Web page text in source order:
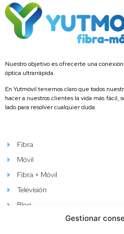
Gestionar
Nuestro objetivo es ofrecerte una
óptica ultrarrápida.
En Yutmóvil tenemos claro que todos
hacer a nuestros clientes la vida más fácil,
lado para resolver cualquier duda.
Fibra
Móvil
Fibra + Móvil
Televisión
Blog